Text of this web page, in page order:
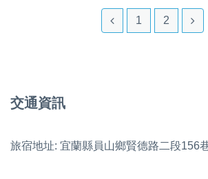
1 2
交通資訊
旅宿地址: 宜蘭縣員山鄉賢德路二段156